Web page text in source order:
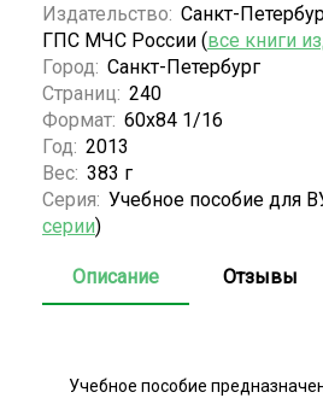
Издательство: Санкт-
ГПС МЧС России (все книги
Город: Санкт-Петербург
Страниц: 240
Формат: 60х84 1/16
Год: 2013
Вес: 383 г
Серия: Учебное пособие для
серии)
Описание Отзывы
Учебное пособие